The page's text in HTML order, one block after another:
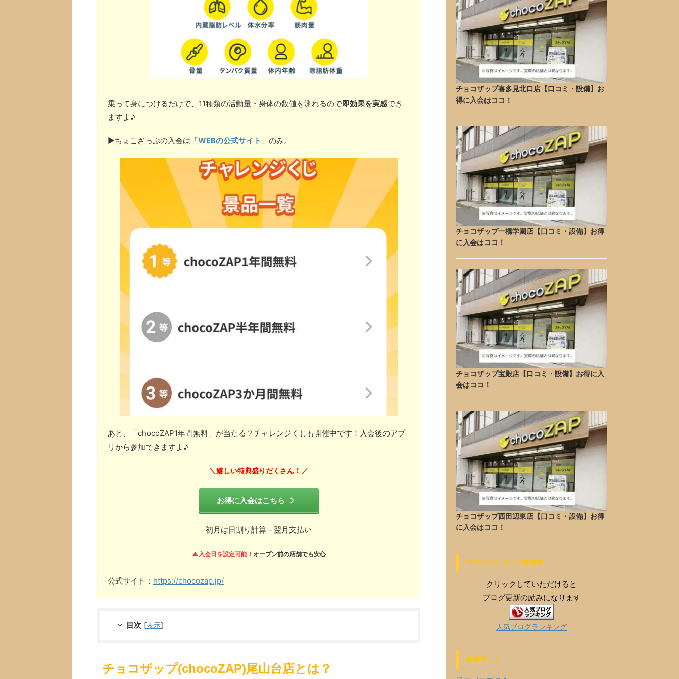
乗って身につけるだけで、11種類の活動量・身体の数値を測れるので即効果を実感でき
ますよ♪
▶︎ちょこざっぷの入会は「WEBの公式サイト 」のみ。
あと、「chocoZAP1年間無料」が当たる？チャレンジくじも開催中です！入会後のアプ
リから参加できますよ♪
＼嬉しい特典盛りだくさん！／
お得に入会はこちら
初月は日割り計算＋翌月支払い
▲入会日を設定可能！ オープン前の店舗でも安心
公式サイト： https://chocozap.jp/
目次 [表示]
チョコザップ(chocoZAP)尾山台店とは？
チョコザップ喜多見北口店【口コミ・設備】お
得に入会はココ！
チョコザップ一橋学園店【口コミ・設備】お得
に入会はココ！
チョコザップ宝殿店【口コミ・設備】お得に入
会はココ！
チョコザップ西田辺東店【口コミ・設備】お得
に入会はココ！
ブログランキング参加中
クリックしていただけると
ブログ更新の励みになります
人気ブログランキング
参考サイト